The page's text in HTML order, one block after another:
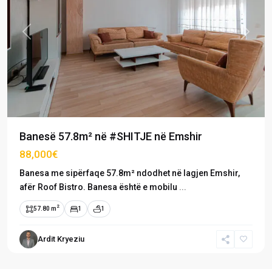
Previous Next
Banesë 57.8m² në #SHITJE në Emshir
88,000€
Banesa me sipërfaqe 57.8m² ndodhet në lagjen Emshir,
afër Roof Bistro. Banesa është e mobilu ...
57.80 m 2 1 1
Ardit Kryeziu